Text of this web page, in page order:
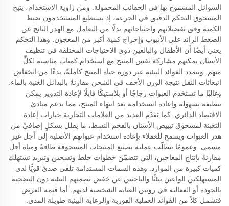
السوائل المسموح بها في الحقائب المحمولة. ومن زاوية الاستخدام، يتيح
المسحوق التحكم الدقيق في الجرعة، إذ يستطيع المستخدمون ضبط
الكمية وفق تفضيلاتهم واحتياجاتهم بدلًا من التعامل مع الهدر الناتج عن
الضغط الزائد على الأنبوب وإخراج كمية أكبر من المعجون. وهذا التحكم
يعني أيضًا أن الأطفال والبالغين ذوي الاحتياجات المختلفة في تنظيف
الأسنان يمكنهم مشاركة نفس المنتج مع استخدام كميات مناسبة لكلٍّ
منهم. وتتمدد الفوائد البيئية عبر دورة حياة المنتج كاملةً، بدءًا من انخفاض
انبعاثات النقل نتيجة الوزن الأخف في الشحن مقارنةً بالبدائل الغنية بالماء.
وغالبًا ما تستخدم العبوات زجاجًا أو بلاستيكًا قابلًا لإعادة التدوير يمكن
تنظيفه بسهولة وإعادة استخدامه بعد انتهاء المنتج، مما يدعم مبادئ
الاقتصاد الدائري. كما تقدّم العديد من العلامات التجارية خيارات إعادة
التعبئة لمسحوق تبييض الأسنان بالفحم النشط، ما يقلل بشكلٍ إضافيٍّ من
هدر العبوات ويسمح للعملاء بإعادة استخدام عبواتهم الأصلية إلى أجل غير
مسمى. وعمومًا تتطلّب عملية تصنيع المنتجات المسحوقة طاقةً ومياه أقل
مقارنةً بإنتاج المعاجين، التي تتضمّن خطوات خلط وتسخين وتبريد تستهلك
كميات كبيرة من الموارد. وهذه السمات المستدامة تلقى صدىً قويًّا لدى
المستهلكين الواعين بيئيًّا والباحثين عن خفض بصمتهم البيئية دون التضحية
بالجودة أو الفعالية في روتين العناية الشخصية لديهم. أما قيمة العرض
فتشمل كلاً من الفوائد العملية الفورية والرعاية البيئية طويلة المدى.